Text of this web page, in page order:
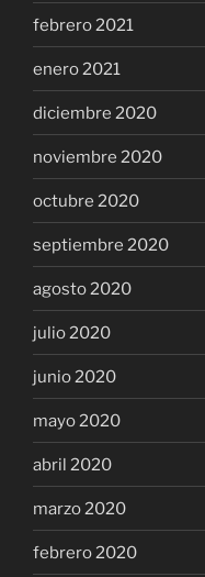
febrero 2021
enero 2021
diciembre 2020
noviembre 2020
octubre 2020
septiembre 2020
agosto 2020
julio 2020
junio 2020
mayo 2020
abril 2020
marzo 2020
febrero 2020